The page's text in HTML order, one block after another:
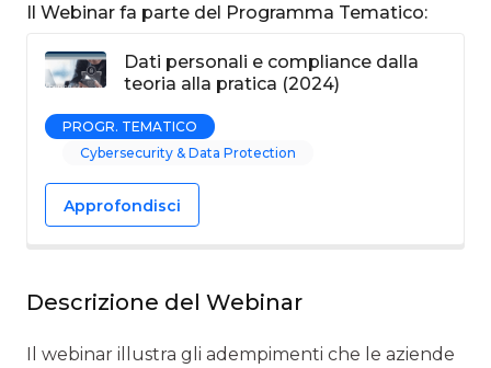
Il Webinar fa parte del Programma Tematico:
Dati personali e compliance dalla
teoria alla pratica (2024)
PROGR. TEMATICO
Cybersecurity & Data Protection
Approfondisci
Descrizione del Webinar
Il webinar illustra gli adempimenti che le aziende